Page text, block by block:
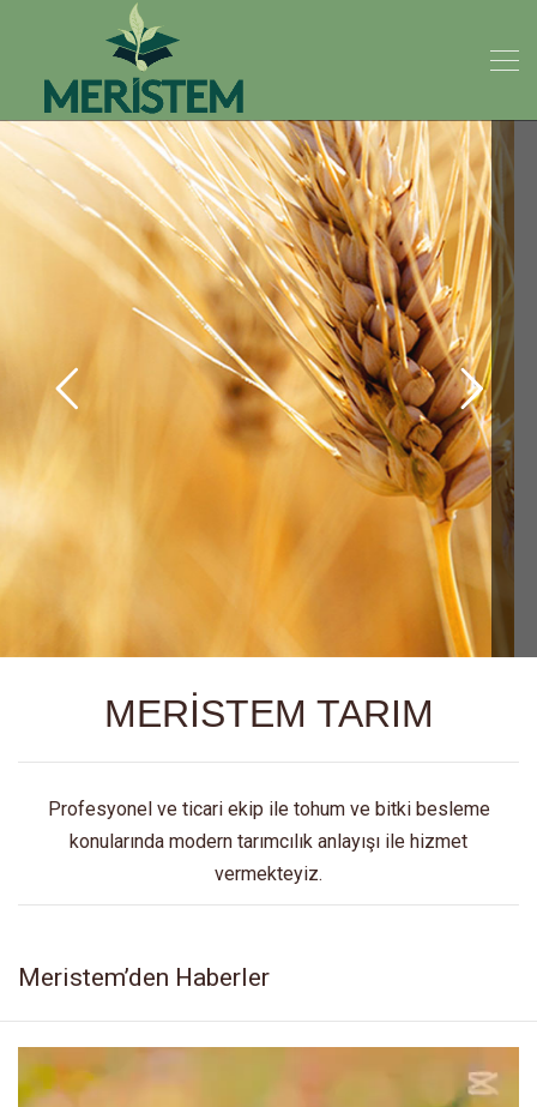
MERİSTEM TARIM
Profesyonel ve ticari ekip ile tohum ve bitki besleme
konularında modern tarımcılık anlayışı ile hizmet
vermekteyiz.
Meristem’den Haberler